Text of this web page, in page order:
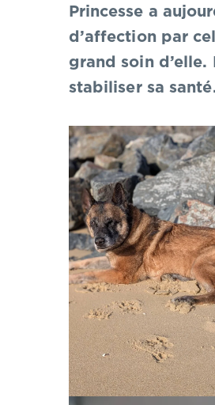
Princesse a
d’affection par
grand soin
stabiliser sa